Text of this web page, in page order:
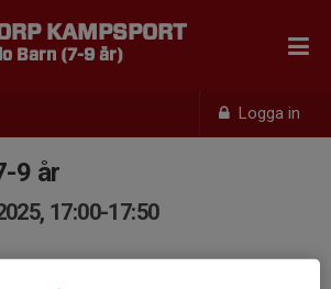
Logga in
KAMPSPORT
Barn (7-9 år)
9 år
17:00-17:50